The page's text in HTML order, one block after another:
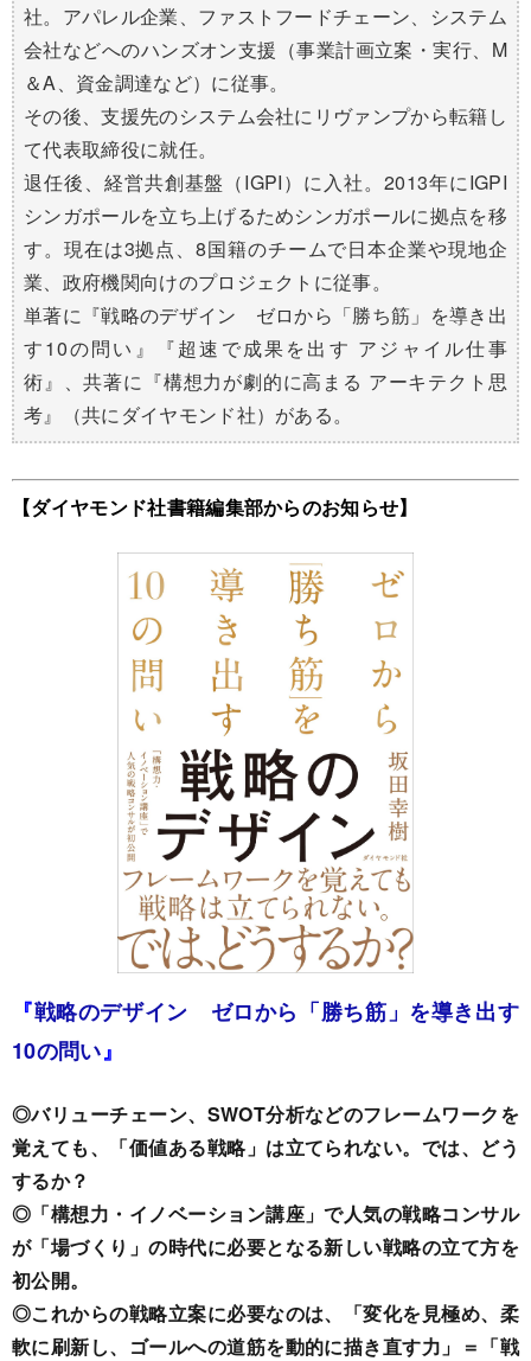
社。アパレル企業、ファストフードチェーン、システム
会社などへのハンズオン支援（事業計画立案・実行、M
＆A、資金調達など）に従事。
その後、支援先のシステム会社にリヴァンプから転籍し
て代表取締役に就任。
退任後、経営共創基盤（IGPI）に入社。2013年にIGPI
シンガポールを立ち上げるためシンガポールに拠点を移
す。現在は3拠点、8国籍のチームで日本企業や現地企
業、政府機関向けのプロジェクトに従事。
単著に『戦略のデザイン ゼロから「勝ち筋」を導き出
す10の問い』『超速で成果を出す アジャイル仕事
術』、共著に『構想力が劇的に高まる アーキテクト思
考』（共にダイヤモンド社）がある。
【ダイヤモンド社書籍編集部からのお知らせ】
『戦略のデザイン ゼロから「勝ち筋」を導き出す
10の問い』
◎バリューチェーン、SWOT分析などのフレームワークを
覚えても、「価値ある戦略」は立てられない。では、どう
するか？
◎「構想力・イノベーション講座」で人気の戦略コンサル
が「場づくり」の時代に必要となる新しい戦略の立て方を
初公開。
◎これからの戦略立案に必要なのは、「変化を見極め、柔
軟に刷新し、ゴールへの道筋を動的に描き直す力」＝「戦